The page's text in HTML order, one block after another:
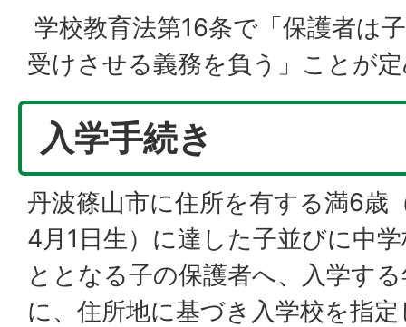
学校教育法第16条で「保護者は
受けさせる義務を負う」ことが
入学手続き
丹波篠山市に住所を有する満6歳
4月1日生）に達した子並びに中
ととなる子の保護者へ、入学す
に、住所地に基づき入学校を指